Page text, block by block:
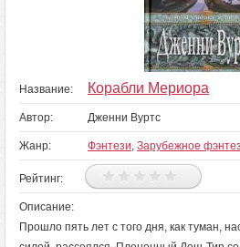
Название: Корабли Мериора
Автор: Дженни Вуртс
Жанр: Фэнтези, Зарубежное
Рейтинг:
Описание:
Прошло пять лет с того дня, как туман,